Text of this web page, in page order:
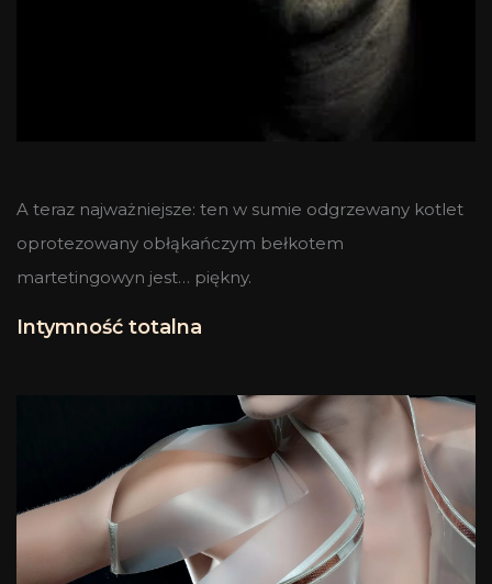
A teraz najważniejsze: ten w sumie odgrzewany kotlet
oprotezowany obłąkańczym bełkotem
martetingowyn jest… piękny.
Intymność totalna